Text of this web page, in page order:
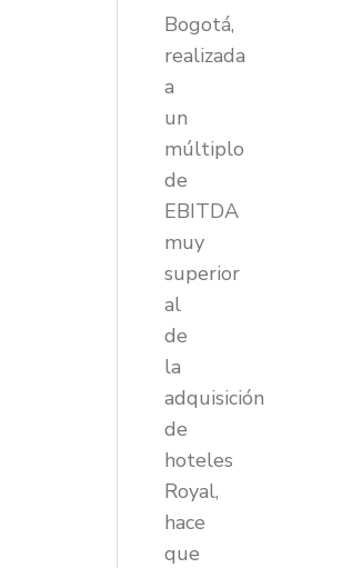
Bogotá,
realizada
a
un
múltiplo
de
EBITDA
muy
superior
al
de
la
adquisición
de
hoteles
Royal,
hace
que